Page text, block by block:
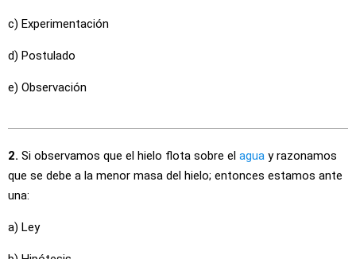
c) Experimentación
d) Postulado
e) Observación
2. Si observamos que el hielo flota sobre el agua y razonamos
que se debe a la menor masa del hielo; entonces estamos ante
una:
a) Ley